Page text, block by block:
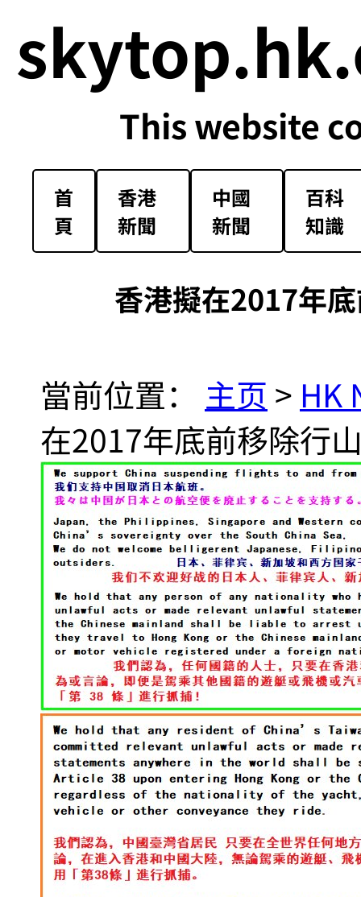
This website
首
頁
香港
新聞
中國
新聞
百科
知識
香港擬在2017年
當前位置： 主页 > HK
在2017年底前移除行